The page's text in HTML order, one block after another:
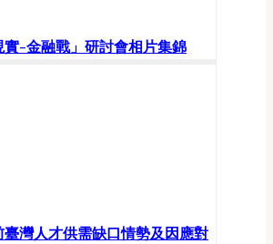
實-金融戰」研討會相片集錦
臺灣人才供需缺口情勢及因應對